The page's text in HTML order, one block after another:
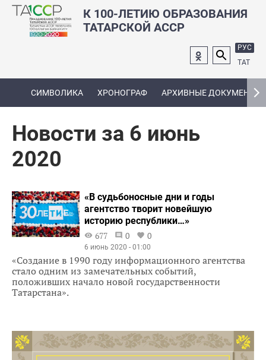
К 100-ЛЕТИЮ ОБРАЗОВАНИЯ
ТАТАРСКОЙ АССР
РУС
ТАТ
СИМВОЛИКА ХРОНОГРАФ АРХИВНЫЕ ДОКУМЕНТЫ
Новости за 6 июнь
2020
«В судьбоносные дни и годы
агентство творит новейшую
историю республики…»
677
0 0
6 июнь 2020 - 01:00
«Создание в 1990 году информационного агентства
стало одним из замечательных событий,
положивших начало новой государственности
Татарстана».